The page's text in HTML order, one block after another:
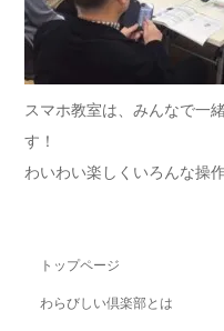
スマホ教室は、みんなで一
す！
わいわい楽しくいろんな操
トップページ
わらびしい倶楽部とは